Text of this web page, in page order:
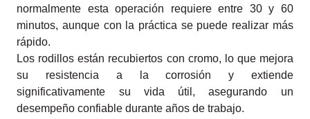
normalmente esta operación requiere entre 30 y 60
minutos, aunque con la práctica se puede realizar más
rápido.
Los rodillos están recubiertos con cromo, lo que mejora
su resistencia a la corrosión y extiende
significativamente su vida útil, asegurando un
desempeño confiable durante años de trabajo.